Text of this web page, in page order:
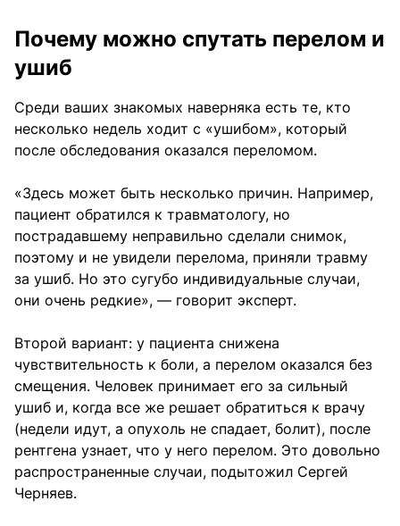
Почему можно спутать перелом и
ушиб
Среди ваших знакомых наверняка есть те, кто
несколько недель ходит с «ушибом», который
после обследования оказался переломом.
«Здесь может быть несколько причин. Например,
пациент обратился к травматологу, но
пострадавшему неправильно сделали снимок,
поэтому и не увидели перелома, приняли травму
за ушиб. Но это сугубо индивидуальные случаи,
они очень редкие», — говорит эксперт.
Второй вариант: у пациента снижена
чувствительность к боли, а перелом оказался без
смещения. Человек принимает его за сильный
ушиб и, когда все же решает обратиться к врачу
(недели идут, а опухоль не спадает, болит), после
рентгена узнает, что у него перелом. Это довольно
распространенные случаи, подытожил Сергей
Черняев.